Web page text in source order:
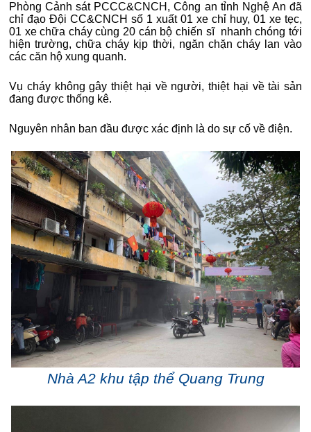
Phòng Cảnh sát PCCC&CNCH, Công an tỉnh Nghệ An đã
chỉ đạo Đội CC&CNCH số 1 xuất 01 xe chỉ huy, 01 xe tẹc,
01 xe chữa cháy cùng 20 cán bộ chiến sĩ nhanh chóng tới
hiện trường, chữa cháy kịp thời, ngăn chặn cháy lan vào
các căn hộ xung quanh.
Vụ cháy không gây thiệt hại về người, thiệt hại về tài sản
đang được thống kê.
Nguyên nhân ban đầu được xác định là do sự cố về điện.
Nhà A2 khu tập thể Quang Trung